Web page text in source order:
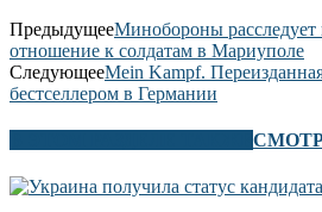
ПредыдущееМинобороны расследует
отношение к солдатам в Мариуполе
СледующееMein Kampf.
бестселлером в Германии